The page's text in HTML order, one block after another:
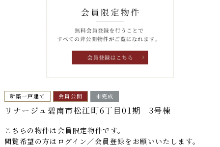
新築一戸建て 会員公開 未完成
リナージュ碧南市松江町6丁目01期 3号棟
こちらの物件は 会員限定物件です。
閲覧希望の方はログイン／会員登録をお願いいたします。